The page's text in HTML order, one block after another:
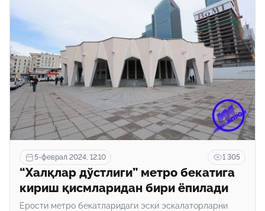
5-феврал 2024, 12:10 1 305
“Халқлар дўстлиги” метро бекатига
кириш қисмларидан бири ёпилади
Ерости метро бекатларидаги эски эскалаторларни